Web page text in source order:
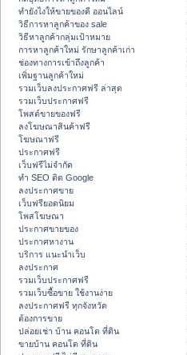
ทํายังไงให้ขายของดี ออนไลน์
วิธีการหาลูกค้าของ sale
วิธีหาลูกค้ากลุ่มเป้าหมาย
การหาลูกค้าใหม่ รักษาลูกค้าเก่า
ช่องทางการเข้าถึงลูกค้า
เพิ่มฐานลูกค้าใหม่
รวมเว็บลงประกาศฟรี ล่าสุด
รวมเว็บประกาศฟรี
โพสต์ขายของฟรี
ลงโฆษณาสินค้าฟรี
โฆษณาฟรี
ประกาศฟรี
เว็บฟรีไม่จำกัด
ทำ SEO ติด Google
ลงประกาศขาย
เว็บฟรียอดนิยม
โพสโฆษณา
ประกาศขายของ
ประกาศหางาน
บริการ แนะนำเว็บ
ลงประกาศ
รวมเว็บประกาศฟรี
รวมเว็บซื้อขาย ใช้งานง่าย
ลงประกาศฟรี ทุกจังหวัด
ต้องการขาย
ปล่อยเช่า บ้าน คอนโด ที่ดิน
ขายบ้าน คอนโด ที่ดิน